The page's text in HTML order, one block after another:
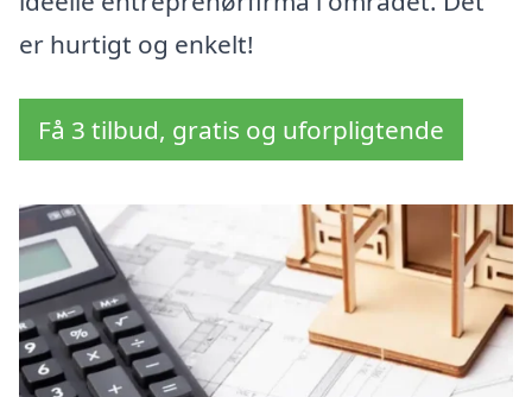
er hurtigt og enkelt!
Få 3 tilbud, gratis og uforpligtende